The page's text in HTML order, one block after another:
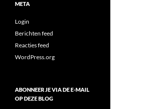
META
Login
Berichten feed
Reacties feed
WordPress.org
ABONNEER JE VIA DE E-MAIL
OP DEZE BLOG